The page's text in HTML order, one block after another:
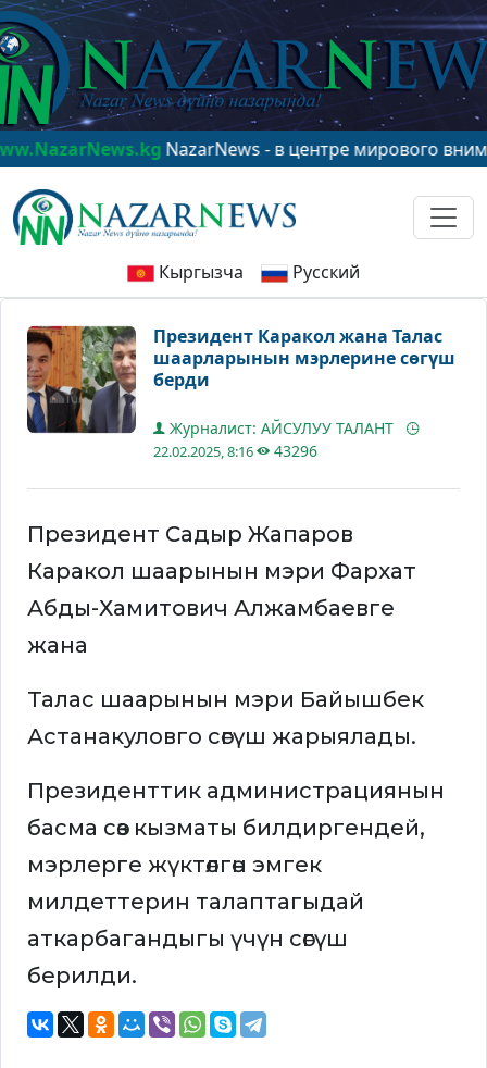
NazarNews - в центре мирового внимания!
Кыргызча Русский
Президент Каракол жана Талас
шаарларынын мэрлерине сөгүш
берди
Журналист: АЙСУЛУУ ТАЛАНТ
22.02.2025, 8:16 43296
Президент Садыр Жапаров
Каракол шаарынын мэри Фархат
Абды-Хамитович Алжамбаевге
жана
Талас шаарынын мэри Байышбек
Астанакуловго сөгүш жарыялады.
Президенттик администрациянын
басма сөз кызматы билдиргендей,
мэрлерге жүктөлгөн эмгек
милдеттерин талаптагыдай
аткарбагандыгы үчүн сөгүш
берилди.